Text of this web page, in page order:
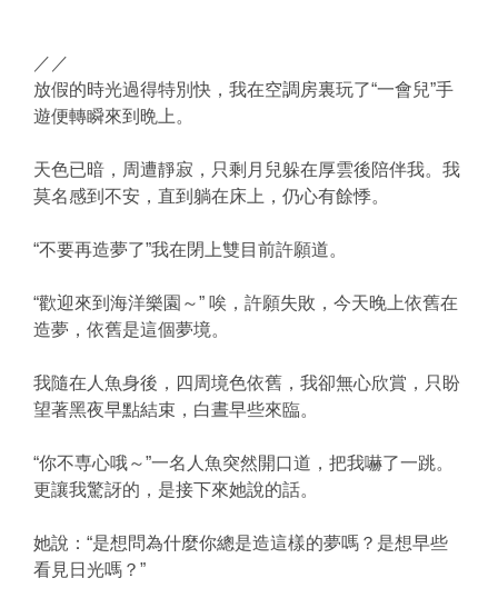
／／
放假的時光過得特別快，我在空調房裏玩了“一會兒”手
遊便轉瞬來到晩上。
天色已暗，周遭靜寂，只剩月兒躲在厚雲後陪伴我。我
莫名感到不安，直到躺在床上，仍心有餘悸。
“不要再造夢了”我在閉上雙目前許願道。
“歡迎來到海洋樂園～” 唉，許願失敗，今天晚上依舊在
造夢，依舊是這個夢境。
我隨在人魚身後，四周境色依舊，我卻無心欣賞，只盼
望著黑夜早點結束，白晝早些來臨。
“你不専心哦～”一名人魚突然開口道，把我嚇了一跳。
更讓我驚訝的，是接下來她說的話。
她說：“是想問為什麼你總是造這樣的夢嗎？是想早些
看見日光嗎？”